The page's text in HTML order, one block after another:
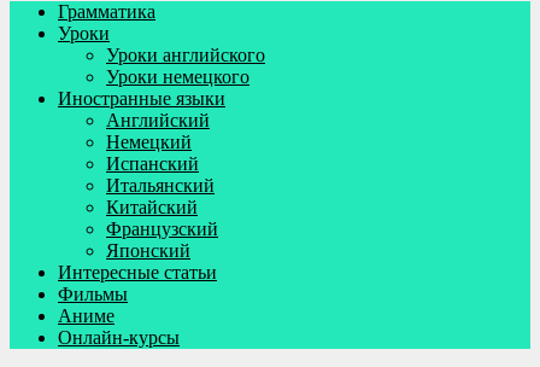
Грамматика
Уроки
Уроки английского
Уроки немецкого
Иностранные языки
Английский
Немецкий
Испанский
Итальянский
Китайский
Французский
Японский
Интересные статьи
Фильмы
Аниме
Онлайн-курсы